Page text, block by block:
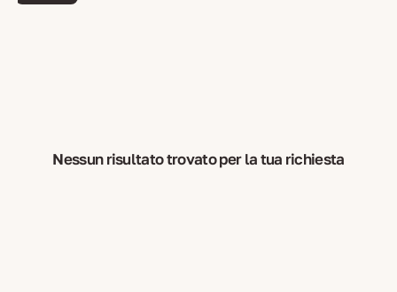
Nessun risultato trovato per la tua richiesta